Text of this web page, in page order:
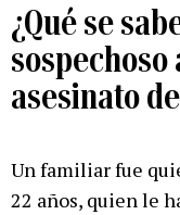
¿Qué se
asesinato
Un familiar fue
22 años, quien le